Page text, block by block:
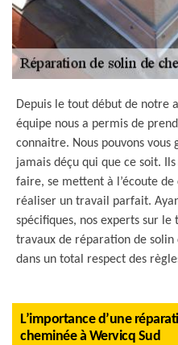
Depuis le tout début de notre
équipe nous a permis de
connaitre. Nous pouvons vous
jamais déçu qui que ce soit.
faire, se mettent à l’écoute
réaliser un travail parfait.
spécifiques, nos experts sur
travaux de réparation de solin
dans un total respect des
L’importance d’une
cheminée à Wervicq Sud